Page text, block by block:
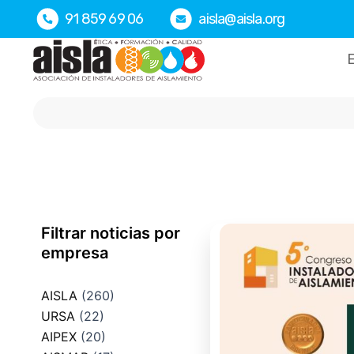
contenido
91 859 69 06 aisla@aisla.org
Filtrar noticias por
empresa
AISLA (260)
URSA (22)
AIPEX (20)